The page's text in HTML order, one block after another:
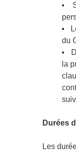
•
•
du
•
la
Durées
Les